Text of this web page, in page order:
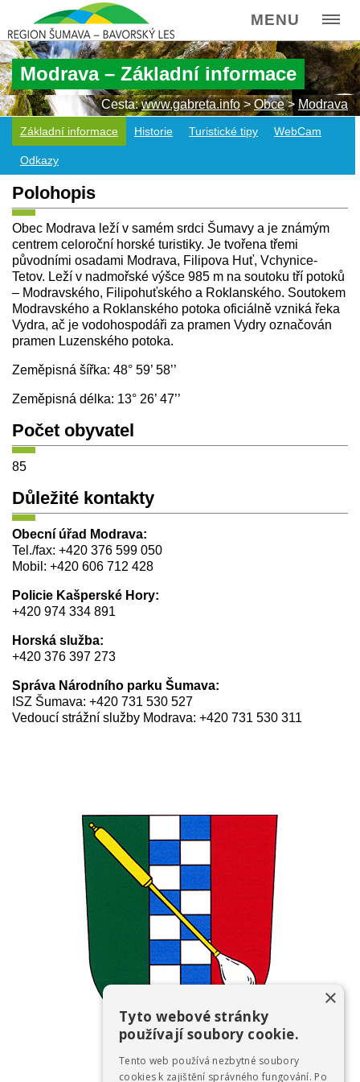
MENU
Modrava – Základní informace
Cesta:www.gabreta.info>Obce>Modrava
Základní informace Historie Turistické tipy WebCam
Odkazy
Polohopis
Obec Modrava leží v samém srdci Šumavy a je známým
centrem celoroční horské turistiky. Je tvořena třemi
původními osadami Modrava, Filipova Huť, Vchynice-
Tetov. Leží v nadmořské výšce 985 m na soutoku tří potoků
– Modravského, Filipohuťského a Roklanského. Soutokem
Modravského a Roklanského potoka oficiálně vzniká řeka
Vydra, ač je vodohospodáři za pramen Vydry označován
pramen Luzenského potoka.
Zeměpisná šířka: 48° 59’ 58’’
Zeměpisná délka: 13° 26’ 47’’
Počet obyvatel
85
Důležité kontakty
Obecní úřad Modrava:
Tel./fax: +420 376 599 050
Mobil: +420 606 712 428
Policie Kašperské Hory:
+420 974 334 891
Horská služba:
+420 376 397 273
Správa Národního parku Šumava:
ISZ Šumava: +420 731 530 527
Vedoucí strážní služby Modrava: +420 731 530 311
×
Tyto webové stránky
používají soubory cookie.
Tento web používá nezbytné soubory
cookies k zajištění správného fungování. Po